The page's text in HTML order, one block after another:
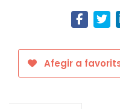
Afegir a